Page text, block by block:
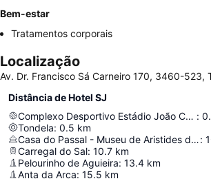
Bem-estar
Tratamentos corporais
Localização
Av. Dr. Francisco Sá Carneiro 170, 3460-523,
Distância de Hotel SJ
Complexo Desportivo Estádio João Cardoso :
Tondela: 0.5 km
Casa do Passal - Museu de Aristides de Sousa Mendes:
Carregal do Sal: 10.7 km
Pelourinho de Aguieira: 13.4 km
Anta da Arca: 15.5 km